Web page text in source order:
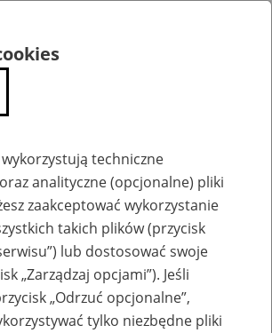
Przepraszamy,
podana strona nie została znaleziona.
Błąd 404
wykorzystują techniczne
analityczne (opcjonalne) pliki
zaakceptować wykorzystanie
takich plików (przycisk
lub dostosować swoje
„Zarządzaj opcjami”). Jeśli
„Odrzuć opcjonalne”,
tylko niezbędne pliki